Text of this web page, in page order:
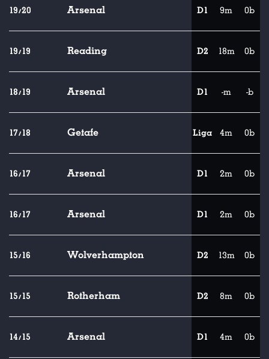
19/20 Arsenal D1 9m 0b
19/19 Reading D2 18m 0b
18/19 Arsenal D1 -m -b
17/18 Getafe Liga 4m 0b
16/17 Arsenal D1 2m 0b
16/17 Arsenal D1 2m 0b
15/16 Wolverhampton D2 13m 0b
15/15 Rotherham D2 8m 0b
14/15 Arsenal D1 4m 0b